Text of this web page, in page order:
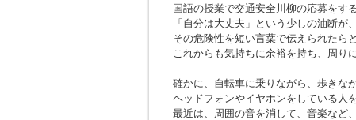
国語の授業で交通安全川柳の応募をす
「自分は大丈夫」という少しの油断
その危険性を短い言葉で伝えられたら
これからも気持ちに余裕を持ち、周り
確かに、自転車に乗りながら、歩きなが
ヘッドフォンやイヤホンをしている人
最近は、周囲の音を消して、音楽など